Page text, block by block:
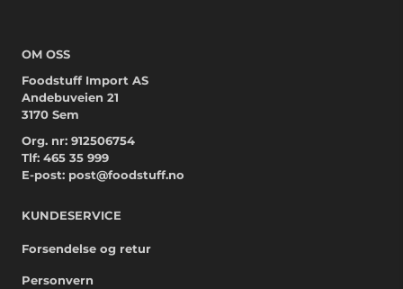
OM OSS
Foodstuff Import AS
Andebuveien 21
3170 Sem
Org. nr: 912506754
Tlf: 465 35 999
E-post: post@foodstuff.no
KUNDESERVICE
Forsendelse og retur
Personvern